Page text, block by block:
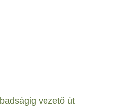
vezető út